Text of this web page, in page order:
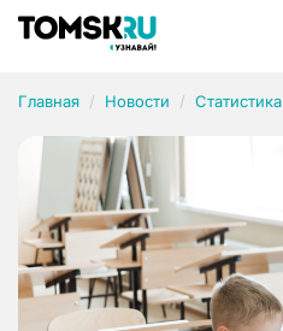
Главная Новости Статистика